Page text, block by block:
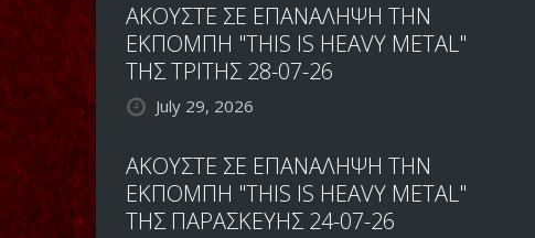
ΑΚΟΥΣΤΕ ΣΕ ΕΠΑΝΑΛΗΨΗ ΤΗΝ
ΕΚΠΟΜΠΗ "THIS IS HEAVY METAL"
ΤΗΣ ΤΡΙΤΗΣ 28-07-26
July 29, 2026
ΑΚΟΥΣΤΕ ΣΕ ΕΠΑΝΑΛΗΨΗ ΤΗΝ
ΕΚΠΟΜΠΗ "THIS IS HEAVY METAL"
ΤΗΣ ΠΑΡΑΣΚΕΥΗΣ 24-07-26